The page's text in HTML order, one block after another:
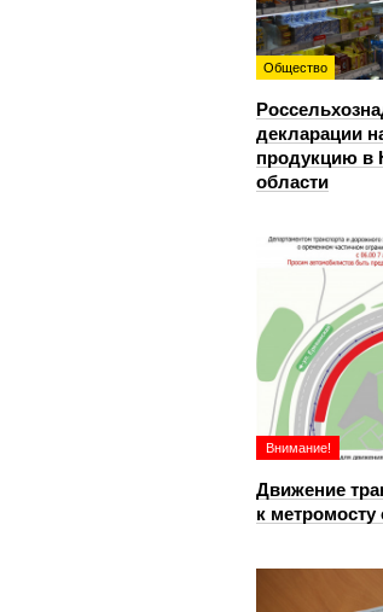
Общество
декларации
продукцию в
области
Внимание!
Движение
к метромосту